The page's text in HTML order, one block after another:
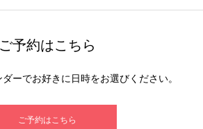
ご予約はこちら
ーでお好きに日時をお選びください。
ご予約はこちら